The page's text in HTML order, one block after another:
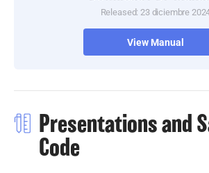
Released: 23 diciembre
View Manual
Presentations and
Code